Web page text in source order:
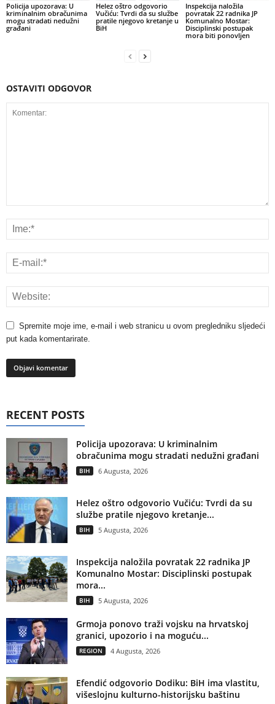
Policija upozorava: U
kriminalnim obračunima
mogu stradati nedužni
građani
Helez oštro odgovorio
Vučiću: Tvrdi da su službe
pratile njegovo kretanje u
BiH
Inspekcija naložila
povratak 22 radnika JP
Komunalno Mostar:
Disciplinski postupak
mora biti ponovljen
OSTAVITI ODGOVOR
Spremite moje ime, e-mail i web stranicu u ovom pregledniku sljedeći
put kada komentarirate.
RECENT POSTS
Policija upozorava: U kriminalnim
obračunima mogu stradati nedužni građani
BIH 6 Augusta, 2026
Helez oštro odgovorio Vučiću: Tvrdi da su
službe pratile njegovo kretanje...
BIH 5 Augusta, 2026
Inspekcija naložila povratak 22 radnika JP
Komunalno Mostar: Disciplinski postupak
mora...
BIH 5 Augusta, 2026
Grmoja ponovo traži vojsku na hrvatskoj
granici, upozorio i na moguću...
REGION 4 Augusta, 2026
Efendić odgovorio Dodiku: BiH ima vlastitu,
višeslojnu kulturno-historijsku baštinu